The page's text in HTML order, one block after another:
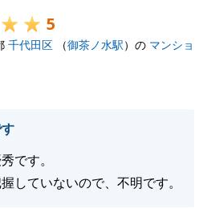
5
千代田区 （御茶ノ水駅）の マンショ
です。
していないので、不明です。